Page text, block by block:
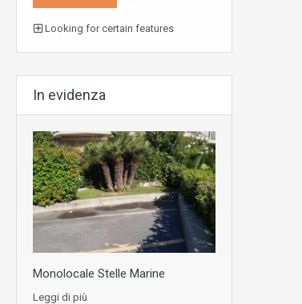
Looking for certain features
In evidenza
Monolocale Stelle Marine
Leggi di più